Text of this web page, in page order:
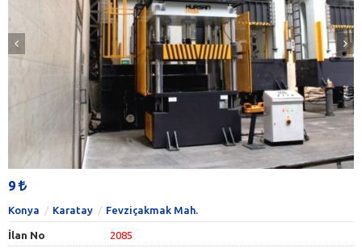
9
Konya Karatay Fevziçakmak Mah.
İlan No
2085